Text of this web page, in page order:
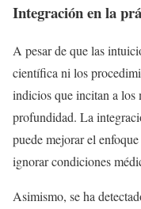
Integración en la
A pesar de que las
científica ni los
indicios que incitan a los
profundidad. La
puede mejorar el
ignorar condiciones
Asimismo, se ha